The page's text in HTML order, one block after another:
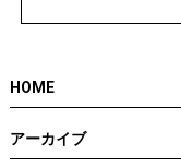
HOME
アーカイブ